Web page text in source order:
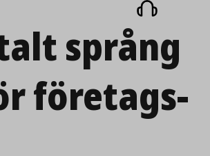
på
artikeln
språng
företags­